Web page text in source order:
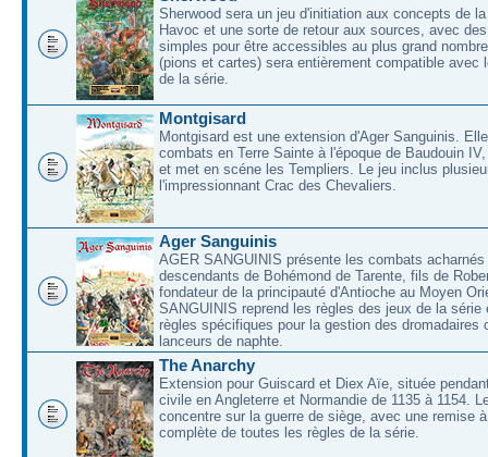
Sherwood sera un jeu d'initiation aux concepts de
Havoc et une sorte de retour aux sources, avec
simples pour être accessibles au plus grand
(pions et cartes) sera entièrement compatible avec
de la série.
Montgisard
Montgisard est une extension d'Ager Sanguinis.
combats en Terre Sainte à l'époque de Baudouin
et met en scéne les Templiers. Le jeu inclus
l'impressionnant Crac des Chevaliers.
Ager Sanguinis
AGER SANGUINIS présente les combats acharnés
descendants de Bohémond de Tarente, fils de
fondateur de la principauté d'Antioche au Moyen
SANGUINIS reprend les règles des jeux de la série
règles spécifiques pour la gestion des dromadaires
lanceurs de naphte.
The Anarchy
Extension pour Guiscard et Diex Aïe, située
civile en Angleterre et Normandie de 1135 à 1154.
concentre sur la guerre de siège, avec une remise
complète de toutes les règles de la série.